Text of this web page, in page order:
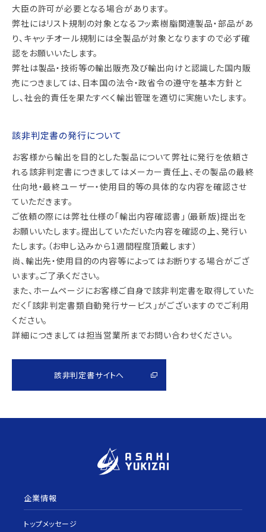
大臣の許可が必要となる場合があります。
弊社にはリスト規制の対象となるフッ素樹脂関連製品・部品があ
り、キャッチオール規制には全製品が対象となりますので必ず確
認をお願いいたします。
弊社は製品・技術等の輸出販売及び輸出向けと認識した国内販
売につきましては、日本国の法令・政省令の遵守を基本方針と
し、社会的責任を果たすべく輸出管理を適切に実施いたします。
該非判定書の発行について
お客様から輸出を目的とした製品について弊社に発行を依頼さ
れる該非判定書につきましてはメーカー責任上、その製品の最終
仕向地・最終ユーザー・使用目的等の具体的な内容を確認させ
ていただきます。
ご依頼の際には弊社仕様の「輸出内容確認書」（最新版)提出を
お願いいたします。提出していただいた内容を確認の上、発行い
たします。（お申し込みから1週間程度頂戴します）
尚、輸出先・使用目的の内容等によってはお断りする場合がござ
います。ご了承ください。
また、ホームページにお客様ご自身で該非判定書を取得していた
だく「該非判定書類自動発行サービス」がございますのでご利用
ください。
詳細につきましては担当営業所までお問い合わせください。
該非判定書サイトへ
企業情報
トップメッセージ